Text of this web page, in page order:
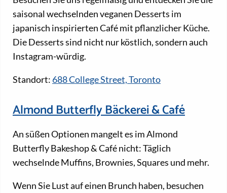
saisonal wechselnden veganen Desserts im
japanisch inspirierten Café mit pflanzlicher Küche.
Die Desserts sind nicht nur köstlich, sondern auch
Instagram-würdig.
Standort: 688 College Street, Toronto
Almond Butterfly Bäckerei & Café
An süßen Optionen mangelt es im Almond
Butterfly Bakeshop & Café nicht: Täglich
wechselnde Muffins, Brownies, Squares und mehr.
Wenn Sie Lust auf einen Brunch haben, besuchen